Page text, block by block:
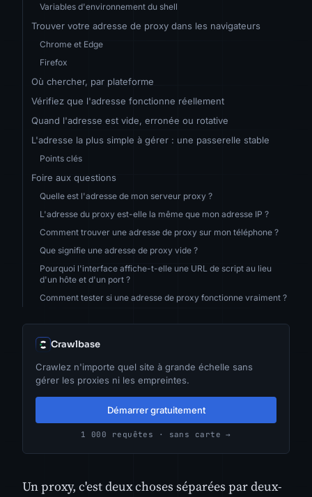
Variables d'environnement du shell
Trouver votre adresse de proxy dans les navigateurs
Chrome et Edge
Firefox
Où chercher, par plateforme
Vérifiez que l'adresse fonctionne réellement
Quand l'adresse est vide, erronée ou rotative
L'adresse la plus simple à gérer : une passerelle stable
Points clés
Foire aux questions
Quelle est l'adresse de mon serveur proxy ?
L'adresse du proxy est-elle la même que mon adresse IP ?
Comment trouver une adresse de proxy sur mon téléphone ?
Que signifie une adresse de proxy vide ?
Pourquoi l'interface affiche-t-elle une URL de script au lieu
d'un hôte et d'un port ?
Comment tester si une adresse de proxy fonctionne vraiment ?
Crawlbase
Crawlez n'importe quel site à grande échelle sans
gérer les proxies ni les empreintes.
Démarrer gratuitement
1 000 requêtes · sans carte →
Un proxy, c'est deux choses séparées par deux-